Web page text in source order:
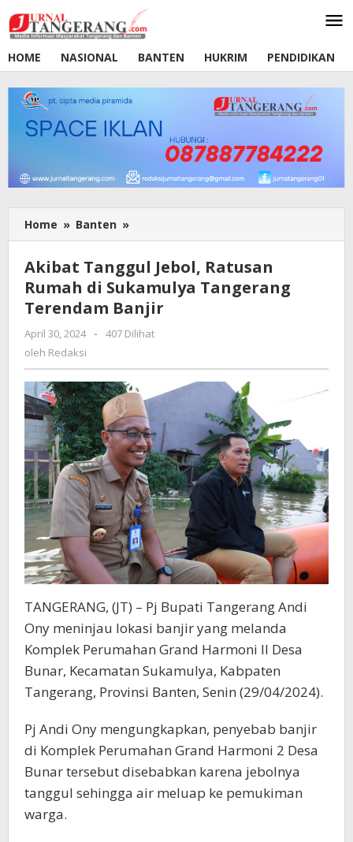
ke
konten
HOME
NASIONAL BANTEN HUKRIM PENDIDIKAN
Home » Banten »
Tanggul
Ratusan
Rumah
di
Tangerang
Banjir
Akibat Tanggul Jebol, Ratusan
Rumah di Sukamulya Tangerang
Terendam Banjir
April 30, 2024
oleh
-
407 Dilihat
oleh Redaksi
TANGERANG, (JT) – Pj Bupati Tangerang Andi
Ony meninjau lokasi banjir yang melanda
Komplek Perumahan Grand Harmoni II Desa
Bunar, Kecamatan Sukamulya, Kabpaten
Tangerang, Provinsi Banten, Senin (29/04/2024).
Pj Andi Ony mengungkapkan, penyebab banjir
di Komplek Perumahan Grand Harmoni 2 Desa
Bunar tersebut disebabkan karena jebolnya
tanggul sehingga air meluap ke pemukiman
warga.